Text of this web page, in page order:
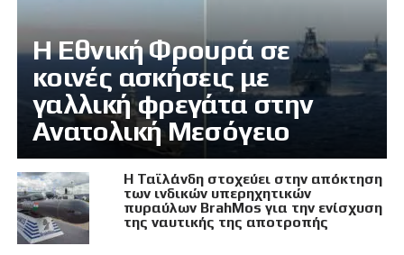
Η Εθνική Φρουρά σε
κοινές ασκήσεις με
γαλλική φρεγάτα στην
Ανατολική Μεσόγειο
Η Ταϊλάνδη στοχεύει στην απόκτηση
των ινδικών υπερηχητικών
πυραύλων BrahMos για την ενίσχυση
της ναυτικής της αποτροπής